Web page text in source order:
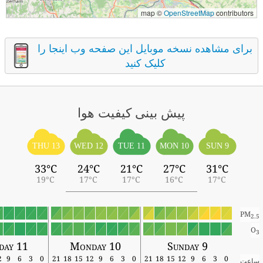
map ©OpenStreetMapcontributors
برای مشاهده نسخه موبایل این صفحه وب اینجا را
کلیک کنید
پیش بینی کیفیت هوا
SUN 9
31°C
17°C
MON 10
27°C
16°C
TUE 11
21°C
17°C
WED 12
24°C
17°C
THU 13
33°C
19°C
PM2.5
O
Sunday 9
Monday 10
11
ساعت 0
3
6
9
12
15
18
21
0
3
6
9
12
15
18
21
0
3
6
9